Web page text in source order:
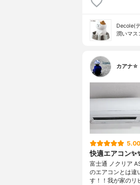
Decole(
潤いマス
カアナ☆
5.00
快適エアコン
富士通 ノクリア
のエアコンとは違
す！！我が家のリ